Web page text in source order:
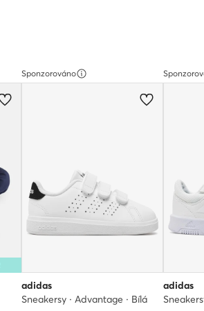
Sponzorováno
adidas
Sneakersy · Advantage · Bílá
adidas